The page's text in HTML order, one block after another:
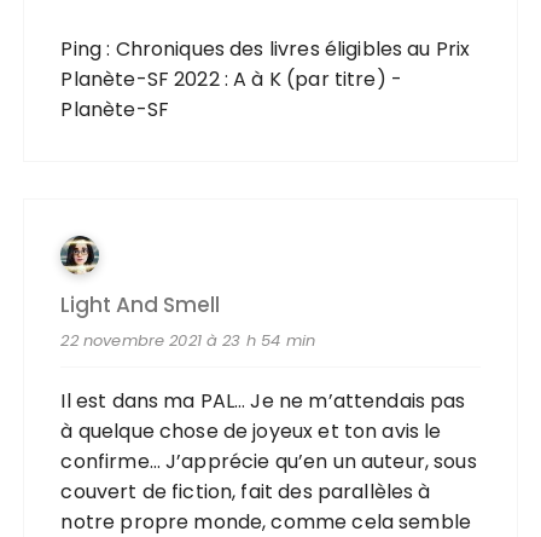
Ping : Chroniques des livres éligibles au Prix
Planète-SF 2022 : A à K (par titre) -
Planète-SF
Light And Smell
22 novembre 2021 à 23 h 54 min
Il est dans ma PAL… Je ne m’attendais pas
à quelque chose de joyeux et ton avis le
confirme… J’apprécie qu’en un auteur, sous
couvert de fiction, fait des parallèles à
notre propre monde, comme cela semble